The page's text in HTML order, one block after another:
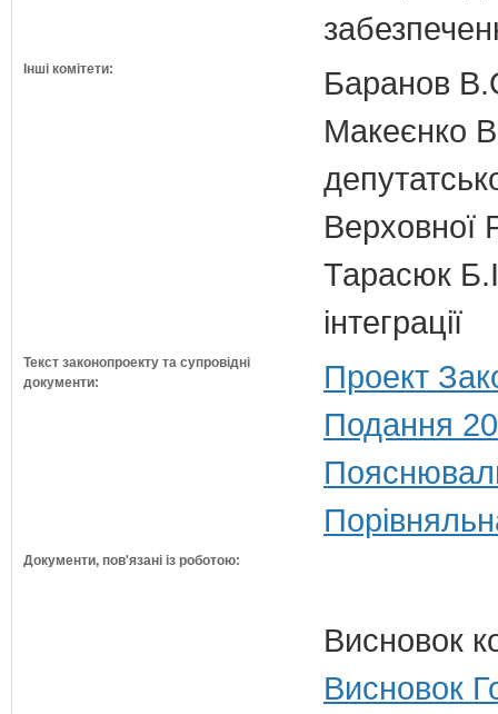
Інші комітети:
Баранов
Макеєнко
Верховної
Тарасюк
інтеграції
Текст законопроекту та супровідні
документи:
Проект
Подання
Документи, пов'язані із роботою:
Висновок
Висновок